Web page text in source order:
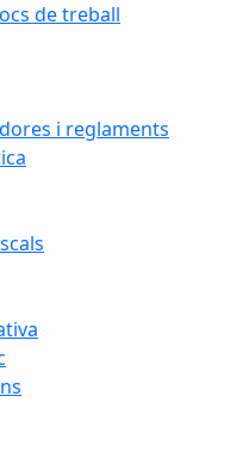
de treball
i reglaments